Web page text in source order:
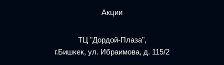
Акции
ТЦ "Дордой-Плаза",
г.Бишкек, ул. Ибраимова, д. 115/2